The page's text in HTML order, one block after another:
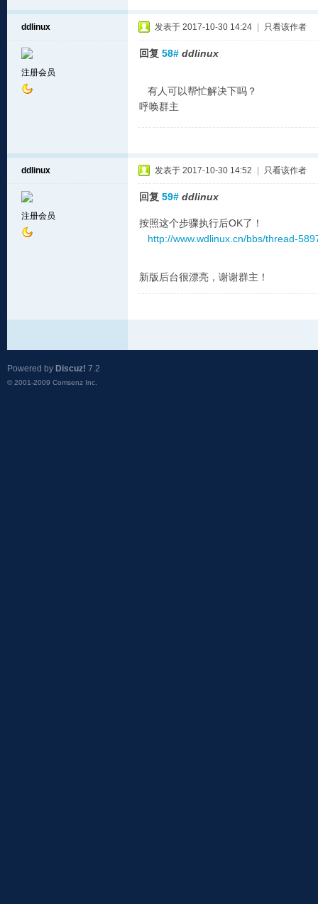
ddlinux
注册会员
发表于 2017-10-30 14:24 只看该作者
回复 58# ddlinux
有人可以帮忙解决下吗？
呼唤群主
ddlinux
注册会员
发表于 2017-10-30 14:52 只看该作者
回复 59# ddlinux
按照这个步骤执行后OK了！
http://www.wdlinux.cn/bbs/thread-
新版后台很漂亮，谢谢群主！
Powered by Discuz! 7.2
© 2001-2009 Comsenz Inc.